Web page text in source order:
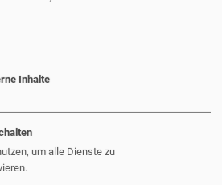
| Marketing |
1. Vorsitzender Drupal e.V.
Inhalte
um alle Dienste zu